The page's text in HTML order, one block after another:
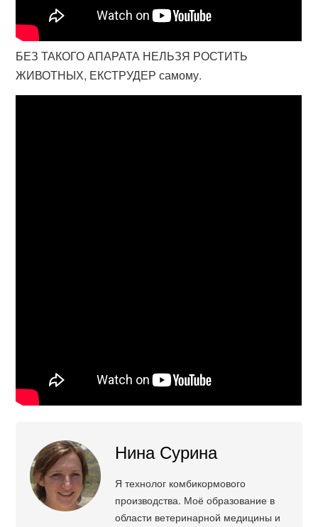
БЕЗ ТАКОГО АПАРАТА НЕЛЬЗЯ РОСТИТЬ
ЖИВОТНЫХ, ЕКСТРУДЕР самому.
Нина Сурина
Я технолог комбикормового
производства. Моё образование в
области ветеринарной медицины и